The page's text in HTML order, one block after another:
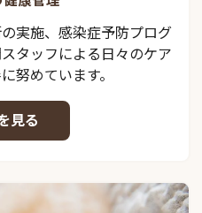
実施、感染症予防プログ
タッフによる日々のケア
努めています。
見る